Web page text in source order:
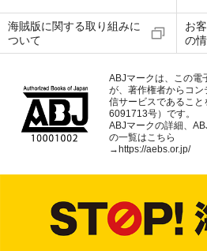
海賊版に関する取り組みに
ついて
お
の
ABJマークは、この電
が、著作権者からコ
信サービスであるこ
6091713号）です。
ABJマークの詳細、
の一覧はこちら
→https://aebs.or.jp/